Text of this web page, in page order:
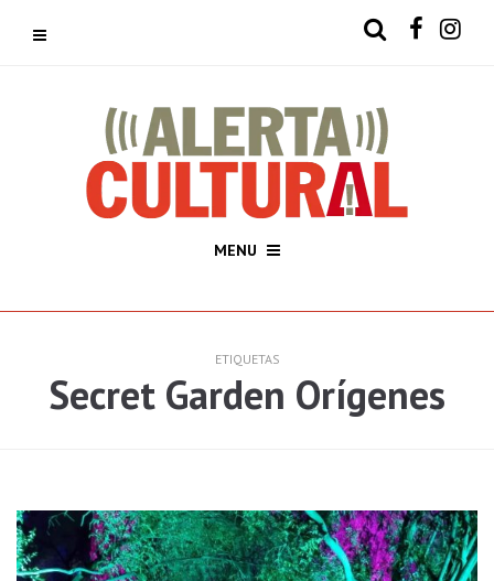
MENU
ETIQUETAS
Secret Garden Orígenes